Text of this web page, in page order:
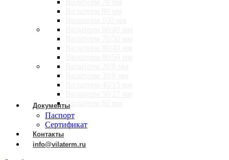
Вилатерм 60 мм
Документы
Паспорт
Сертификат
Контакты
info@vilaterm.ru